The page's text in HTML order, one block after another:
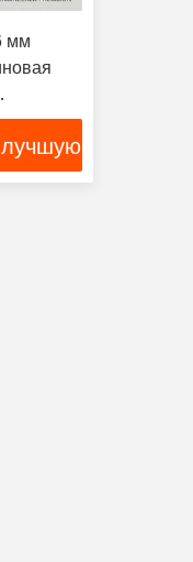
мм
для